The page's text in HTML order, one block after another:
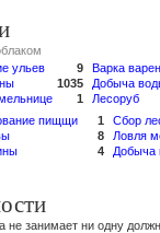
ульев
9
1035
1
Варка
Добыча
Лесоруб
пищщи
1
8
4
Сбор
Ловля
Добыча
не занимает ни одну